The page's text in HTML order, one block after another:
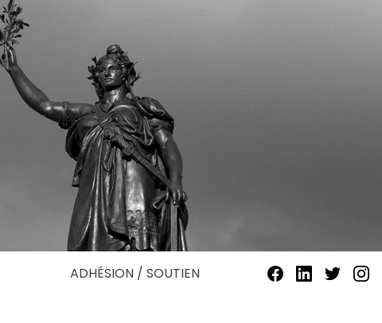
ADHÉSION / SOUTIEN